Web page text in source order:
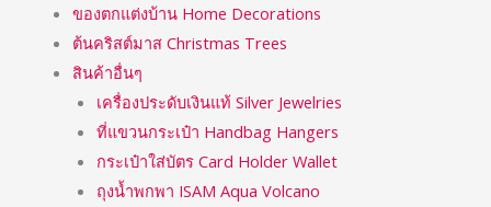
ของตกแต่งบ้าน Home Decorations
ต้นคริสต์มาส Christmas Trees
สินค้าอื่นๆ
เครื่องประดับเงินแท้ Silver Jewelries
ที่แขวนกระเป๋า Handbag Hangers
กระเป๋าใส่บัตร Card Holder Wallet
ถุงน้ำพกพา ISAM Aqua Volcano